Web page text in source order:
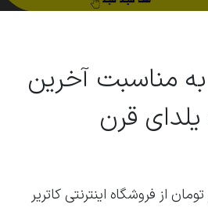
مناسبت آخرین
یلدای قرن